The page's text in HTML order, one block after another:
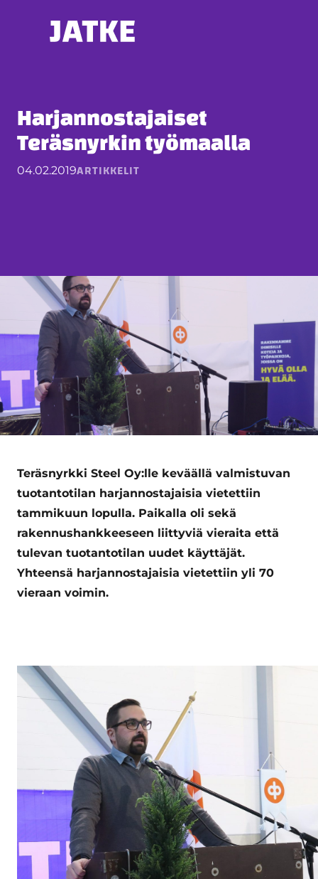
Harjannostajaiset
Teräsnyrkin työmaalla
04.02.2019ARTIKKELIT
Teräsnyrkki Steel Oy:lle keväällä valmistuvan
tuotantotilan harjannostajaisia vietettiin
tammikuun lopulla. Paikalla oli sekä
rakennushankkeeseen liittyviä vieraita että
tulevan tuotantotilan uudet käyttäjät.
Yhteensä harjannostajaisia vietettiin yli 70
vieraan voimin.